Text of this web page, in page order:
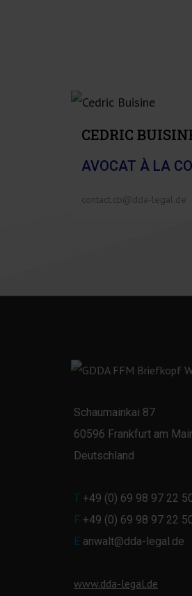
CEDRIC
AVOCAT À LA
contact.cb@dda-legal.de
Schaumainkai 87
60596 Frankfurt am
Deutschland
T +49 (0) 69 98 97 22
F +49 (0) 69 98 97 22
E anwalt@dda-legal.de
www.dda-legal.de